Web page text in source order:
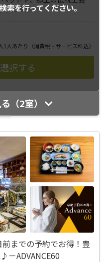
索を行ってください。
らに表示
1人あたり （消費税・サービス料込）
（2室）
前までの予約でお得！豊
－ADVANCE60